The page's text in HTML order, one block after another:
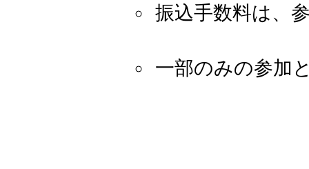
振込手数料は、
一部のみの参加